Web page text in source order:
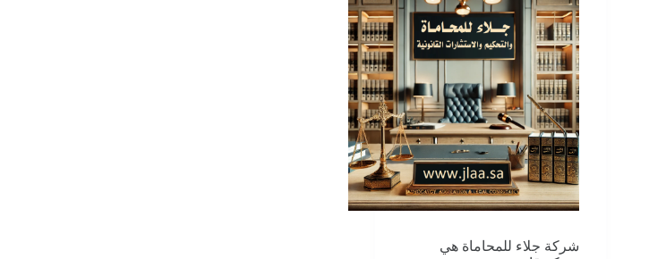
شركة جلاء للمحاماة هي